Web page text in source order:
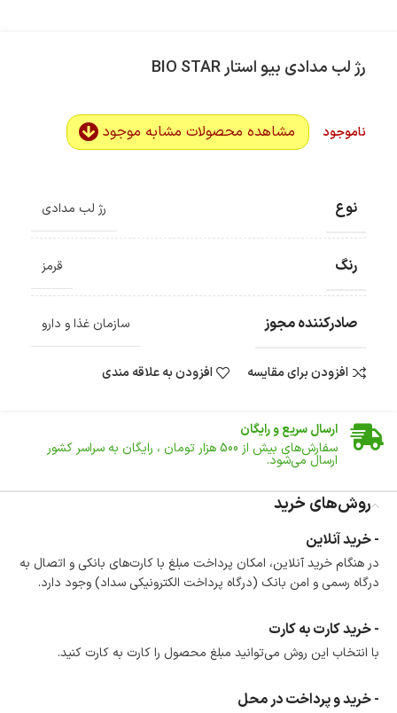
رژ لب مدادی بیو استار BIO STAR
ناموجود مشاهده محصولات مشابه موجود
نوع رژ لب مدادی
رنگ قرمز
صادرکننده مجوز سازمان غذا و دارو
افزودن برای مقایسه افزودن به علاقه مندی
ضمانت اصالت کالا
ارسال سریع و رایگان
سفارش‌های بیش از 500 هزار تومان ، رایگان به سراسر کشور
ارسال می‌شود.
تا 14 روز پس از تحویل کالا می‌توانید آن را برگشت دهید.
امکان پرداخت در محل
در هنگام خرید محصول، امکان انتخاب پرداخت در محل
وجود دارد.
امکان پرداخت اقساطی
است.
ضمانت اصالت کالا
گارانتی معتبر برای تمامی محصولات ارائه می‌شود.
روش‌های خرید
- خرید آنلاین
در هنگام خرید آنلاین، امکان پرداخت مبلغ با کارت‌های بانکی و اتصال به
درگاه رسمی و امن بانک (درگاه پرداخت الکترونیکی سداد) وجود دارد.
- خرید کارت به کارت
با انتخاب این روش می‌توانید مبلغ محصول را کارت به کارت کنید.
- خرید و پرداخت در محل